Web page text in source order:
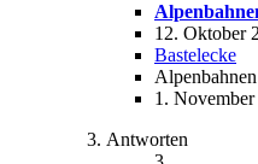
12. Oktober
Bastelecke
1.
Antworten